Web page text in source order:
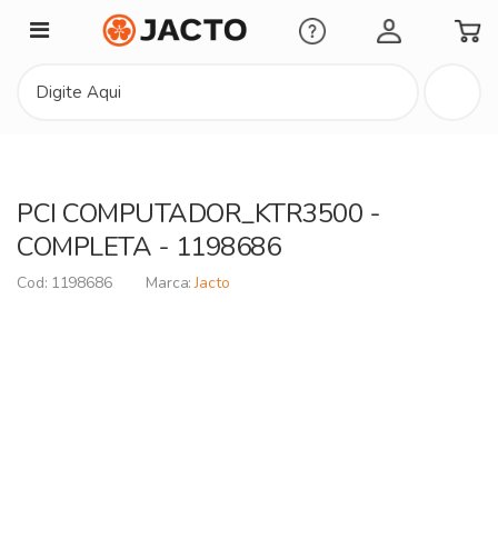
Minha Conta
PCI COMPUTADOR_KTR3500 -
COMPLETA - 1198686
1198686 Jacto